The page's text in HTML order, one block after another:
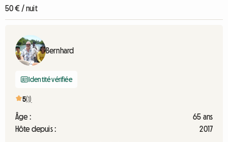
50 € / nuit
Bernhard
Identité vérifiée
5(1)
Âge :
65 ans
Hôte depuis :
2017